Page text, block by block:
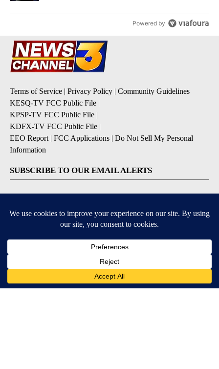
Powered by
Terms of Service | Privacy Policy | Community Guidelines
KESQ-TV FCC Public File |
KPSP-TV FCC Public File |
KDFX-TV FCC Public File |
EEO Report | FCC Applications | Do Not Sell My Personal
Information
SUBSCRIBE TO OUR EMAIL ALERTS
Morning Forecast
DOWNLOAD OUR APPS